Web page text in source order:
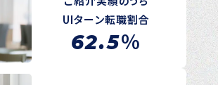
お考えの方へ
エージェントサービス
UIターン転職割合
62.5%